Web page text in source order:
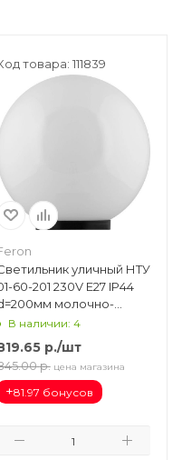
товара: 111839
уличный НТУ
60-201 230V E27 IP44
молочно-
11562
В наличии: 4
р./шт
р. цена магазина
+81.97 бонусов